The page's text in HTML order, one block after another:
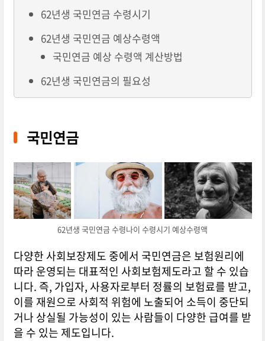
62년생 국민연금 수령시기
62년생 국민연금 예상수령액
국민연금 예상 수령액 계산방법
62년생 국민연금의 필요성
국민연금
62년생 국민연금 수령나이 수령시기 예상수령액
다양한 사회보장제도 중에서 국민연금은 보험원리에
따라 운영되는 대표적인 사회보험제도라고 할 수 있습
니다. 즉, 가입자, 사용자로부터 정률의 보험료를 받고,
이를 재원으로 사회적 위험에 노출되어 소득이 중단되
거나 상실될 가능성이 있는 사람들이 다양한 급여를 받
을 수 있는 제도입니다.